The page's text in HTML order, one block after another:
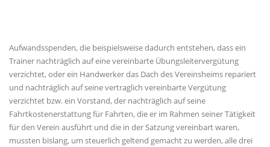
Aufwandsspenden, die beispielsweise dadurch entstehen, dass ein
Trainer nachträglich auf eine vereinbarte Übungsleitervergütung
verzichtet, oder ein Handwerker das Dach des Vereinsheims repariert
und nachträglich auf seine vertraglich vereinbarte Vergütung
verzichtet bzw. ein Vorstand, der nachträglich auf seine
Fahrtkostenerstattung für Fahrten, die er im Rahmen seiner Tätigkeit
für den Verein ausführt und die in der Satzung vereinbart waren,
mussten bislang, um steuerlich geltend gemacht zu werden, alle drei